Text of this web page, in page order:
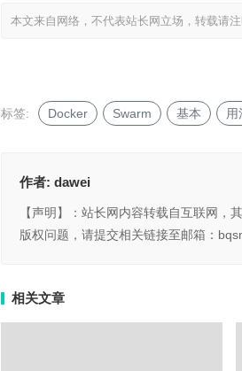
本文来自网络，不代表站长网立场，转载请注
标签: Docker Swarm 基本 用
作者: dawei
【声明】：站长网内容转载自互联网
版权问题，请提交相关链接至邮箱：
相关文章